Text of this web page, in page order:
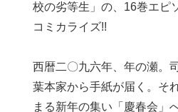
校の劣等生」の、16巻エピ
コミカライズ!!
西暦二〇九六年、年の瀬。
葉本家から手紙が届く。そ
まる新年の集い「慶春会」